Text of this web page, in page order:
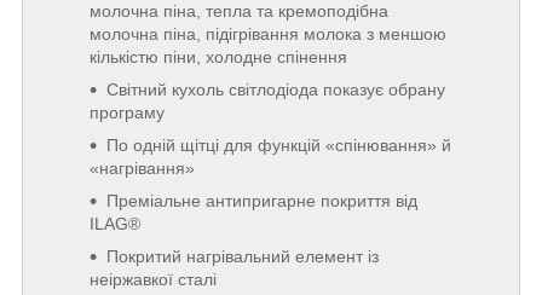
молочна піна, тепла та кремоподібна
молочна піна, підігрівання молока з меншою
кількістю піни, холодне спінення
Світний кухоль світлодіода показує обрану
програму
По одній щітці для функцій «спінювання» й
«нагрівання»
Преміальне антипригарне покриття від
ILAG®
Покритий нагрівальний елемент із
неіржавкої сталі